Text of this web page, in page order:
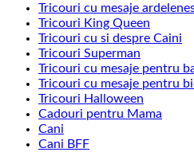
Tricouri cu mesaje
Tricouri King Queen
Tricouri cu si despre Caini
Tricouri Superman
Tricouri cu mesaje pentru
Tricouri cu mesaje pentru
Tricouri Halloween
Cadouri pentru Mama
Cani
Cani BFF